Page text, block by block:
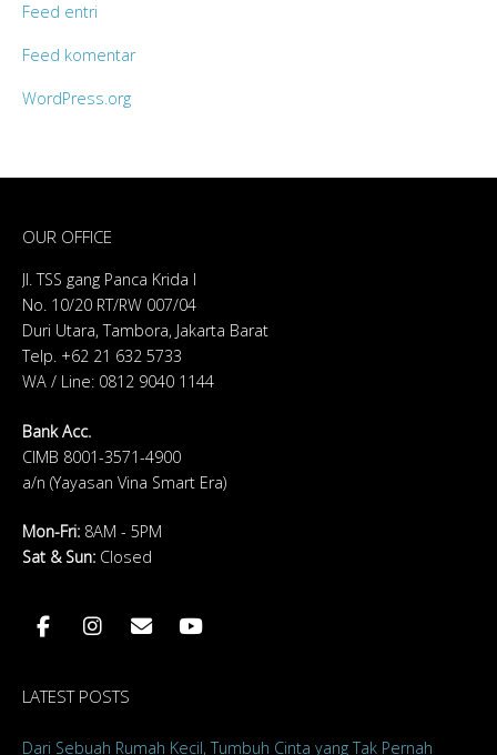
Feed entri
Feed komentar
WordPress.org
OUR OFFICE
Jl. TSS gang Panca Krida I
No. 10/20 RT/RW 007/04
Duri Utara, Tambora, Jakarta Barat
Telp. +62 21 632 5733
WA / Line: 0812 9040 1144
Bank Acc.
CIMB 8001-3571-4900
a/n (Yayasan Vina Smart Era)
Mon-Fri: 8AM - 5PM
Sat & Sun: Closed
LATEST POSTS
Dari Sebuah Rumah Kecil, Tumbuh Cinta yang Tak Pernah